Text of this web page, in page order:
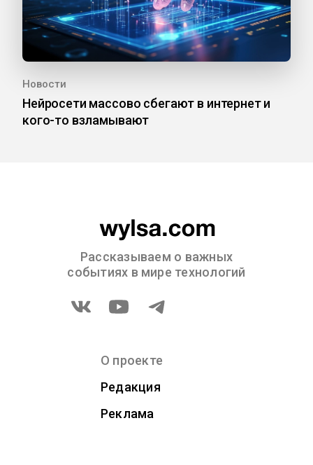
Новости
Нейросети массово сбегают в интернет и
кого-то взламывают
Рассказываем о важных
событиях в мире технологий
О проекте
Редакция
Реклама